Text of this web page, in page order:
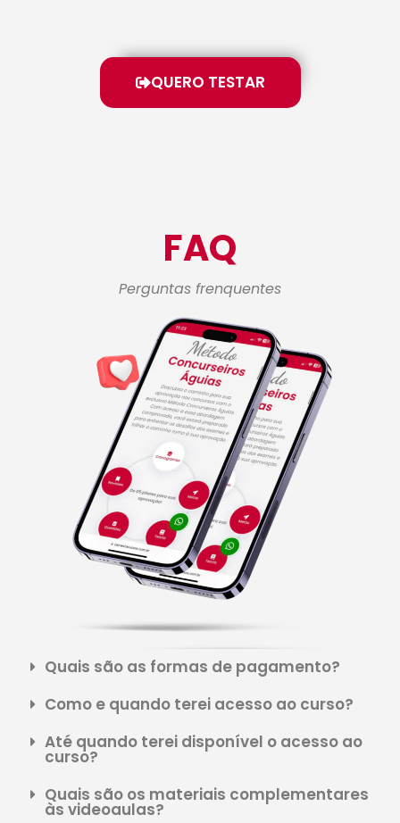
QUERO TESTAR
FAQ
Perguntas frenquentes
Quais são as formas de pagamento?
Como e quando terei acesso ao curso?
Até quando terei disponível o acesso ao
curso?
Quais são os materiais complementares
às videoaulas?